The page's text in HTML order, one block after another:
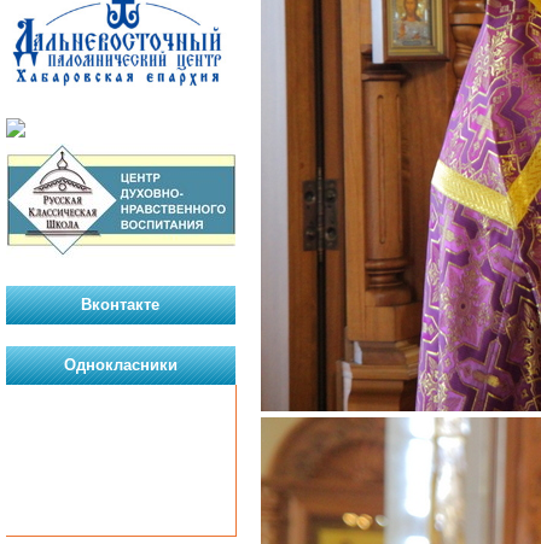
Вконтакте
Однокласники